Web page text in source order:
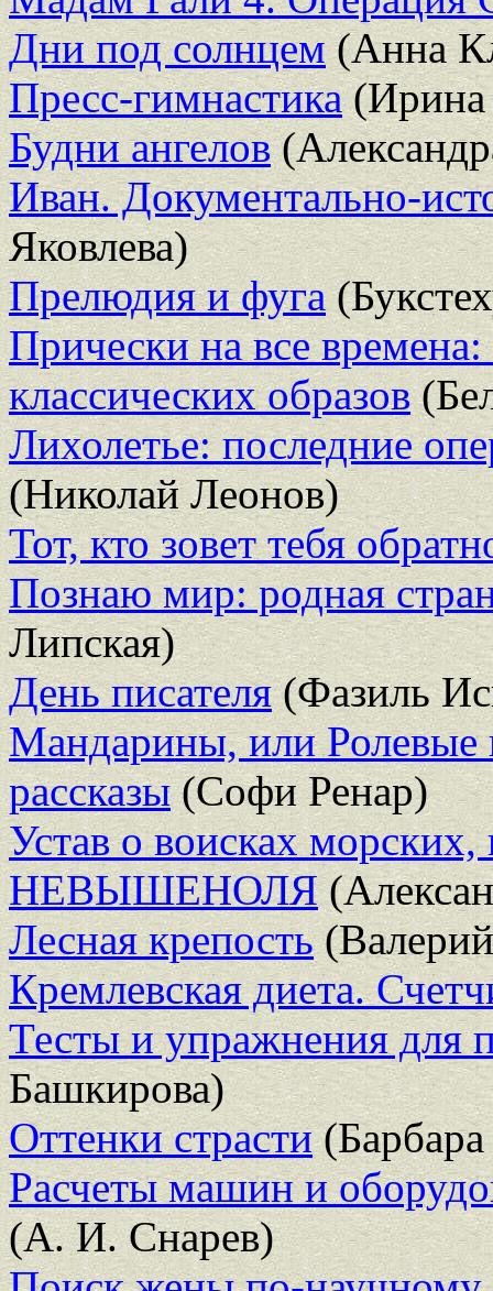
Дни под солнцем(Анна
Пресс-гимнастика(Ирина
Будни ангелов
Иван. Документально-
Яковлева)
Прелюдия и фуга
Прически на все
классических образов
Лихолетье: последние
(Николай Леонов)
Тот, кто зовет тебя
Познаю мир: родная
Липская)
День писателя(Фазиль
Мандарины, или
рассказы(Софи Ренар)
Устав о воисках морских,
НЕВЫШЕНОЛЯ
Лесная крепость
Кремлевская диета.
Тесты и упражнения для
Башкирова)
Оттенки страсти(Барбара
Расчеты машин и
(А. И. Снарев)